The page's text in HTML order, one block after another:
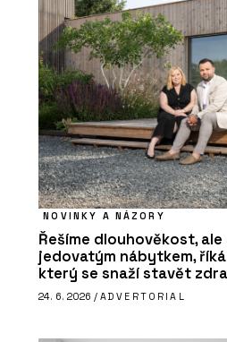
NOVINKY A NÁZORY
Řešíme dlouhověkost,
jedovatým nábytkem,
který se snaží stavět
24. 6. 2026 / ADVERTORIAL